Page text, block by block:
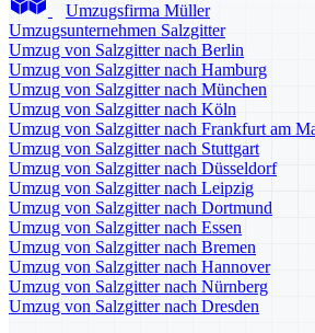
Umzugsfirma Müller
Umzugsunternehmen Salzgitter
Umzug von Salzgitter nach Berlin
Umzug von Salzgitter nach Hamburg
Umzug von Salzgitter nach München
Umzug von Salzgitter nach Köln
Umzug von Salzgitter nach Frankfurt am
Umzug von Salzgitter nach Stuttgart
Umzug von Salzgitter nach Düsseldorf
Umzug von Salzgitter nach Leipzig
Umzug von Salzgitter nach Dortmund
Umzug von Salzgitter nach Essen
Umzug von Salzgitter nach Bremen
Umzug von Salzgitter nach Hannover
Umzug von Salzgitter nach Nürnberg
Umzug von Salzgitter nach Dresden